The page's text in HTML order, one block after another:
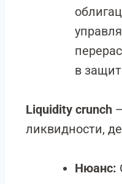
в
Liquidity crunch
ликвидности,
Нюанс: